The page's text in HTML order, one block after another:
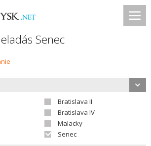
Senec
Bratislava II
Bratislava IV
Malacky
Senec